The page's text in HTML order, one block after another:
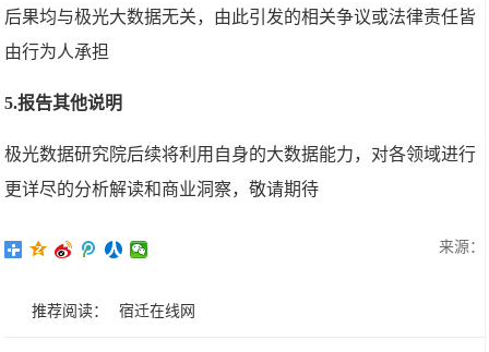
后果均与极光大数据无关，由此引发的相关争议或法律责任皆
由行为人承担
5.报告其他说明
极光数据研究院后续将利用自身的大数据能力，对各领域进行
更详尽的分析解读和商业洞察，敬请期待
来源：
推荐阅读： 宿迁在线网